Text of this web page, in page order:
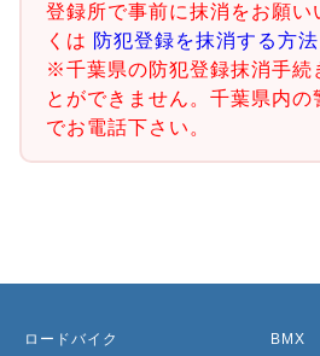
登録所で事前に抹消をお願い
くは 防犯登録を抹消する方法
※千葉県の防犯登録抹消手続
とができません。千葉県内の
でお電話下さい。
ロードバイク BMX